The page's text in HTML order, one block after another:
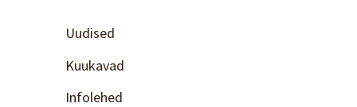
Uudised
Kuukavad
Infolehed